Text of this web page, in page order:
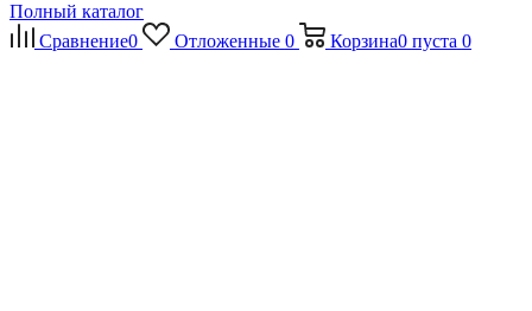
Полный каталог
Сравнение0 Отложенные 0 Корзина0 пуста 0